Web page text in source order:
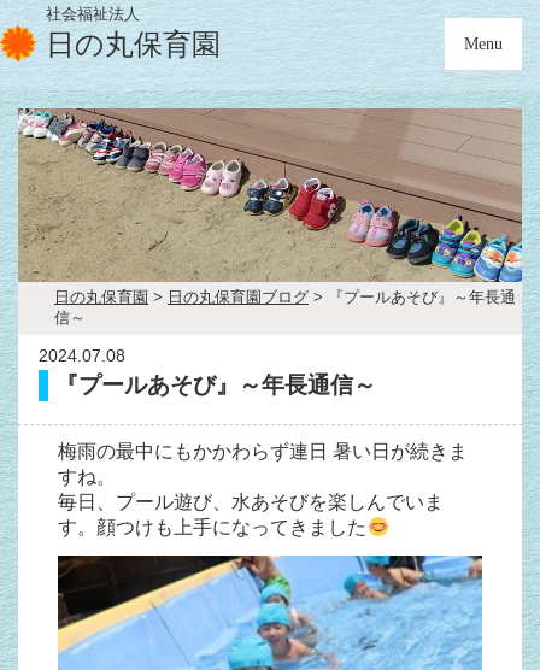
社会福祉法人
日の丸保育園 Menu
日の丸保育園 > 日の丸保育園ブログ >
『プールあそび』～年長通
信～
2024.07.08
『プールあそび』～年長通信～
梅雨の最中にもかかわらず連日 暑い日が続きま
すね。
毎日、プール遊び、水あそびを楽しんでいま
す。顔つけも上手になってきました